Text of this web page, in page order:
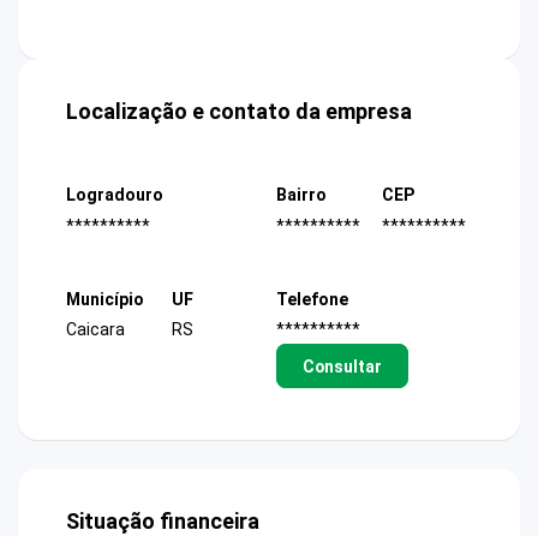
Localização e contato da empresa
Logradouro
**********
Bairro
**********
CEP
**********
Município
Caicara
UF
RS
Telefone
**********
Consultar
Situação financeira